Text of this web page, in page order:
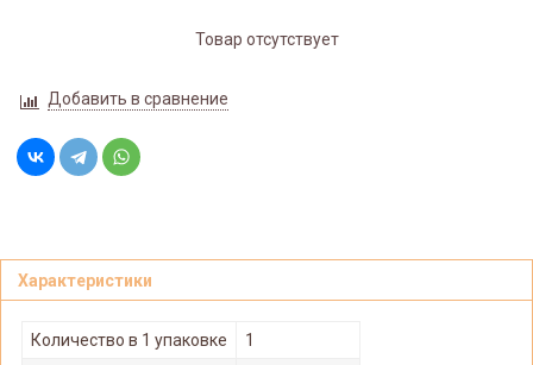
Товар отсутствует
Добавить в сравнение
Характеристики
Количество в 1 упаковке
1